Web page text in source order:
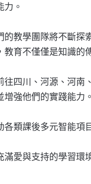
。
教學團隊將不斷
育不僅僅是知識的
四川、河源、河南
強他們的實踐能力。
類課後多元智能
愛與支持的學習